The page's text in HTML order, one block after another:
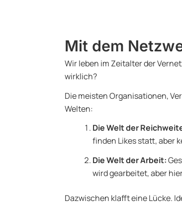
Mit dem
Wir leben im Zeitalter der
wirklich?
Die meisten Organisationen,
Welten:
Die Welt der
finden Likes statt, aber
Die Welt der Arbeit:
wird gearbeitet, aber
Dazwischen klafft eine Lücke.